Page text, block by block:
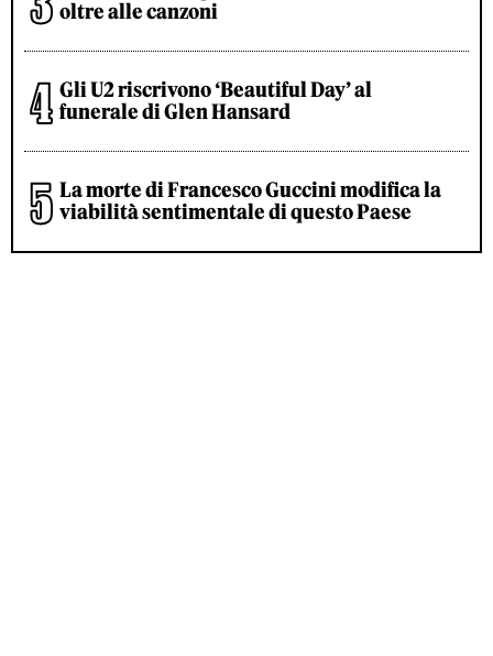
oltre alle canzoni
Gli U2 riscrivono ‘Beautiful Day’ al
funerale di Glen Hansard
La morte di Francesco Guccini modifica la
viabilità sentimentale di questo Paese